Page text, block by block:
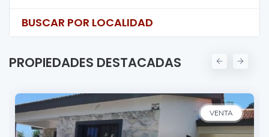
BUSCAR POR LOCALIDAD
PROPIEDADES DESTACADAS
VENTA